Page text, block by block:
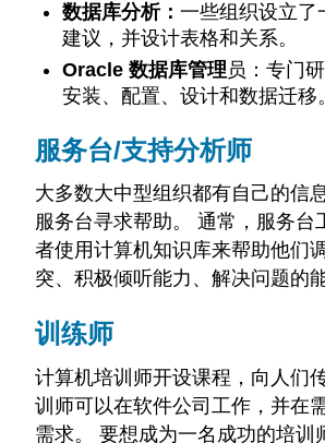
数据库分析： 一些组织设立了
建议，并设计表格和关系。
Oracle 数据库管理 员：专门
安装、配置、设计和数据迁移。
服务台/支持分析师
大多数大中型组织都有自己的信
服务台寻求帮助。 通常，服务
者使用计算机知识库来帮助他们
突、积极倾听能力、解决问题的
训练师
计算机培训师开设课程，向人们
训师可以在软件公司工作，并在
需求。 要想成为一名成功的培训